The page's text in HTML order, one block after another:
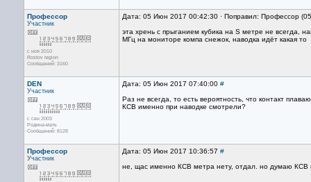
Профессор
Участник
с ноя 2010
Rostov region
Сообщений: 3160
Дата: 05 Июн 2017 00:42:30 · Поправил: Профессор
эта хрень с прыганием кубика на S метре не всегда,
МГц на мониторе компа снежок, наводка идёт какая то
DEN
Участник
с сен 2003
Родина-мать
Сообщений: 8128
Дата: 05 Июн 2017 07:40:00 #
Раз не всегда, то есть вероятность, что контакт
КСВ именно при наводке смотрели?
Профессор
Участник
Дата: 05 Июн 2017 10:36:57 #
не, щас именно КСВ метра нету, отдал. но думаю КСВ